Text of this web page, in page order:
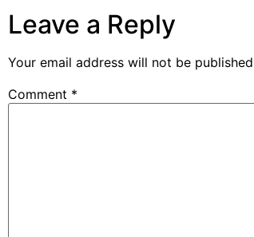
Leave a Reply
Your email address will not be
Comment *